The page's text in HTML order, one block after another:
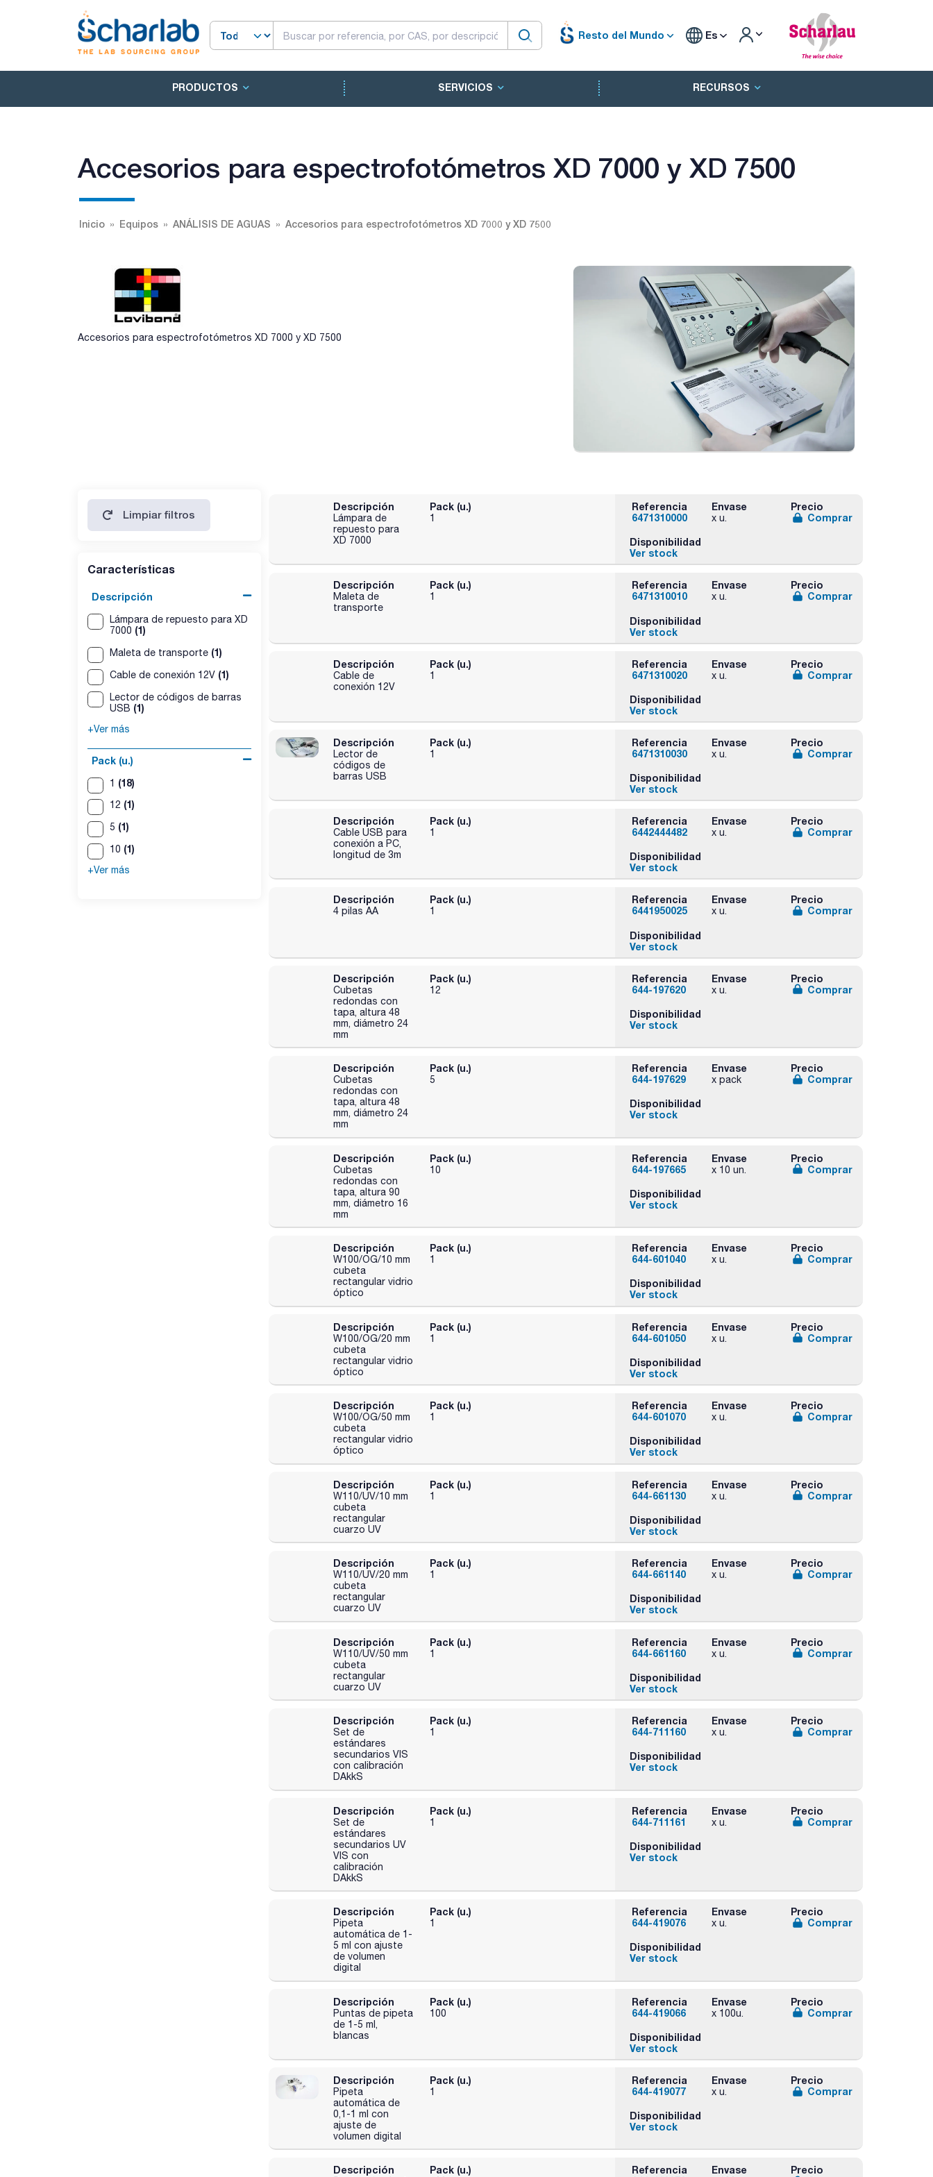
Resto del Mundo Es
PRODUCTOS SERVICIOS RECURSOS
Accesorios para espectrofotómetros XD 7000 y XD 7500
Inicio Equipos ANÁLISIS DE AGUAS Accesorios para espectrofotómetros XD 7000 y XD 7500
Accesorios para espectrofotómetros XD 7000 y XD 7500
Limpiar filtros
Características
Descripción
Lámpara de repuesto para XD
7000 (1)
Maleta de transporte (1)
Cable de conexión 12V (1)
Lector de códigos de barras
USB (1)
+Ver más
Pack (u.)
1 (18)
12 (1)
5 (1)
10 (1)
+Ver más
Descripción
Lámpara de
repuesto para
XD 7000
Pack (u.)
1
Referencia
6471310000
Envase
x u.
Precio
Comprar
Disponibilidad
Ver stock
Descripción
Maleta de
transporte
Pack (u.)
1
Referencia
6471310010
Envase
x u.
Precio
Comprar
Disponibilidad
Ver stock
Descripción
Cable de
conexión 12V
Pack (u.)
1
Referencia
6471310020
Envase
x u.
Precio
Comprar
Disponibilidad
Ver stock
Descripción
Lector de
códigos de
barras USB
Pack (u.)
1
Referencia
6471310030
Envase
x u.
Precio
Comprar
Disponibilidad
Ver stock
Descripción
Cable USB para
conexión a PC,
longitud de 3m
Pack (u.)
1
Referencia
6442444482
Envase
x u.
Precio
Comprar
Disponibilidad
Ver stock
Descripción
4 pilas AA
Pack (u.)
1
Referencia
6441950025
Envase
x u.
Precio
Comprar
Disponibilidad
Ver stock
Descripción
Cubetas
redondas con
tapa, altura 48
mm, diámetro 24
mm
Pack (u.)
12
Referencia
644-197620
Envase
x u.
Precio
Comprar
Disponibilidad
Ver stock
Descripción
Cubetas
redondas con
tapa, altura 48
mm, diámetro 24
mm
Pack (u.)
5
Referencia
644-197629
Envase
x pack
Precio
Comprar
Disponibilidad
Ver stock
Descripción
Cubetas
redondas con
tapa, altura 90
mm, diámetro 16
mm
Pack (u.)
10
Referencia
644-197665
Envase
x 10 un.
Precio
Comprar
Disponibilidad
Ver stock
Descripción
W100/OG/10 mm
cubeta
rectangular vidrio
óptico
Pack (u.)
1
Referencia
644-601040
Envase
x u.
Precio
Comprar
Disponibilidad
Ver stock
Descripción
W100/OG/20 mm
cubeta
rectangular vidrio
óptico
Pack (u.)
1
Referencia
644-601050
Envase
x u.
Precio
Comprar
Disponibilidad
Ver stock
Descripción
W100/OG/50 mm
cubeta
rectangular vidrio
óptico
Pack (u.)
1
Referencia
644-601070
Envase
x u.
Precio
Comprar
Disponibilidad
Ver stock
Descripción
W110/UV/10 mm
cubeta
rectangular
cuarzo UV
Pack (u.)
1
Referencia
644-661130
Envase
x u.
Precio
Comprar
Disponibilidad
Ver stock
Descripción
W110/UV/20 mm
cubeta
rectangular
cuarzo UV
Pack (u.)
1
Referencia
644-661140
Envase
x u.
Precio
Comprar
Disponibilidad
Ver stock
Descripción
W110/UV/50 mm
cubeta
rectangular
cuarzo UV
Pack (u.)
1
Referencia
644-661160
Envase
x u.
Precio
Comprar
Disponibilidad
Ver stock
Descripción
Set de
estándares
secundarios VIS
con calibración
DAkkS
Pack (u.)
1
Referencia
644-711160
Envase
x u.
Precio
Comprar
Disponibilidad
Ver stock
Descripción
Set de
estándares
secundarios UV
VIS con
calibración
DAkkS
Pack (u.)
1
Referencia
644-711161
Envase
x u.
Precio
Comprar
Disponibilidad
Ver stock
Descripción
Pipeta
automática de 1-
5 ml con ajuste
de volumen
digital
Pack (u.)
1
Referencia
644-419076
Envase
x u.
Precio
Comprar
Disponibilidad
Ver stock
Descripción
Puntas de pipeta
de 1-5 ml,
blancas
Pack (u.)
100
Referencia
644-419066
Envase
x 100u.
Precio
Comprar
Disponibilidad
Ver stock
Descripción
Pipeta
automática de
0,1-1 ml con
ajuste de
volumen digital
Pack (u.)
1
Referencia
644-419077
Envase
x u.
Precio
Comprar
Disponibilidad
Ver stock
Descripción Pack (u.)
Referencia
Envase
Precio